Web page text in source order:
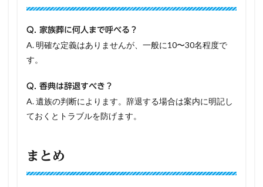
Q. 家族葬に何人まで呼べる？
A. 明確な定義はありませんが、一般に10〜30名程度で
す。
Q. 香典は辞退すべき？
A. 遺族の判断によります。辞退する場合は案内に明記し
ておくとトラブルを防げます。
まとめ